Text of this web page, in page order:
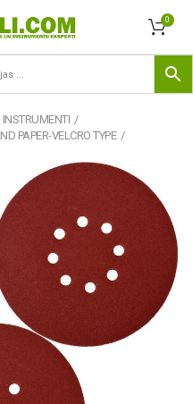
0
PAPER-VELCRO TYPE